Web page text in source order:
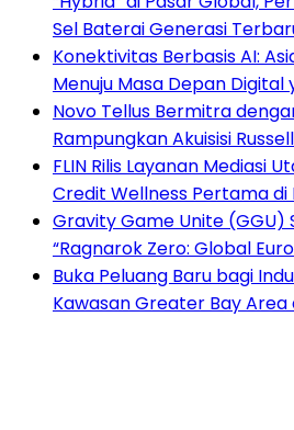
Sel Baterai Generasi
Konektivitas Berbasis AI:
Menuju Masa Depan Digital
Novo Tellus Bermitra
Rampungkan Akuisisi
FLIN Rilis Layanan Mediasi
Credit Wellness Pertama di
Gravity Game Unite (GGU)
“Ragnarok Zero: Global
Buka Peluang Baru bagi
Kawasan Greater Bay Area